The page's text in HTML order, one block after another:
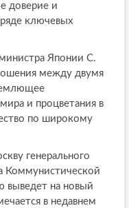
доверие и
ряде ключевых
Японии С.
между двумя
и процветания в
по широкому
генерального
Коммунистической
выведет на новый
в недавнем